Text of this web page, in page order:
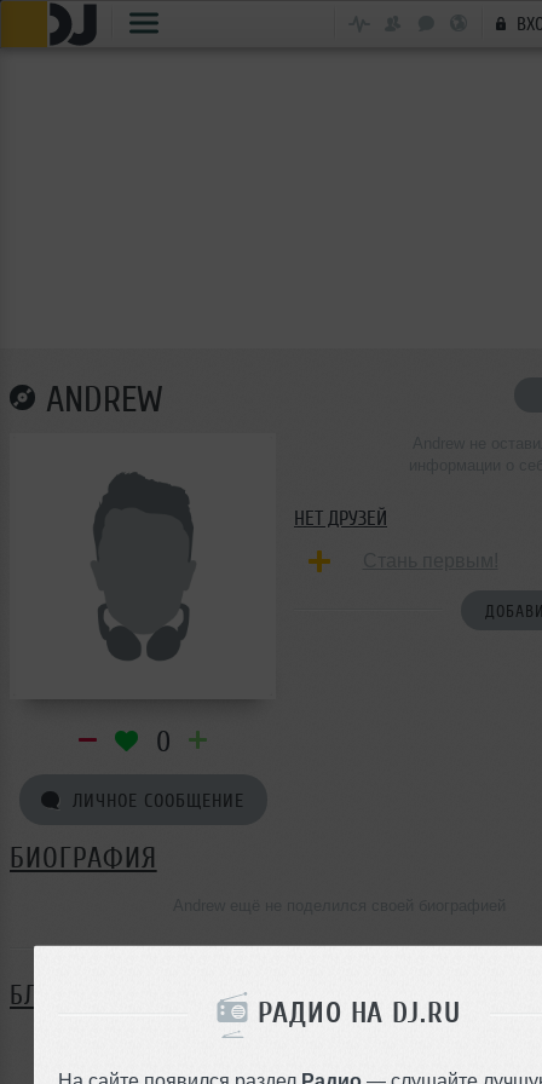
РАДИО НА DJ.RU
На сайте появился раздел Радио — слушайте
ANDREW
0
ЛИЧНОЕ СООБЩЕНИЕ
НЕТ ДРУЗЕЙ
БИОГРАФИЯ
БЛОГ